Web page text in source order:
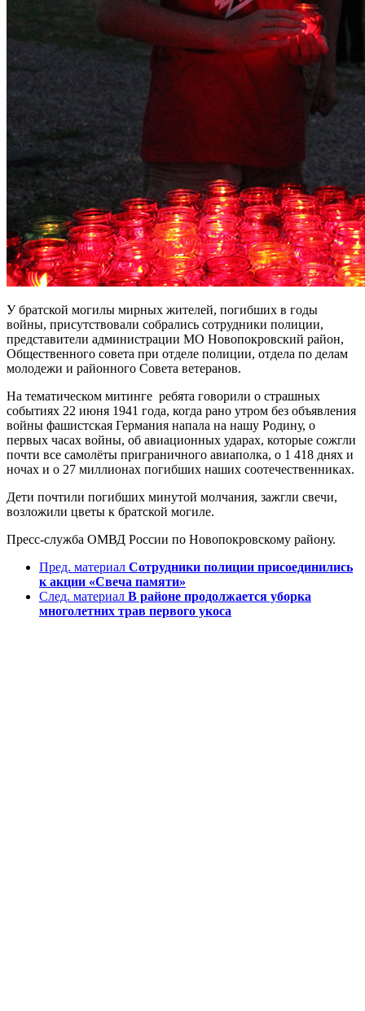
У братской могилы мирных жителей, погибших в годы
войны, присутствовали собрались сотрудники полиции,
представители администрации МО Новопокровский район,
Общественного совета при отделе полиции, отдела по делам
молодежи и районного Совета ветеранов.
На тематическом митинге ребята говорили о страшных
событиях 22 июня 1941 года, когда рано утром без объявления
войны фашистская Германия напала на нашу Родину, о
первых часах войны, об авиационных ударах, которые сожгли
почти все самолёты приграничного авиаполка, о 1 418 днях и
ночах и о 27 миллионах погибших наших соотечественниках.
Дети почтили погибших минутой молчания, зажгли свечи,
возложили цветы к братской могиле.
Пресс-служба ОМВД России по Новопокровскому району.
Пред. материал Сотрудники полиции присоединились
к акции «Свеча памяти»
След. материал В районе продолжается уборка
многолетних трав первого укоса